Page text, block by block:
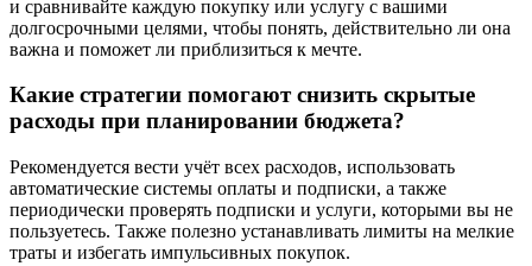
и сравнивайте каждую покупку или услугу с вашими
долгосрочными целями, чтобы понять, действительно ли она
важна и поможет ли приблизиться к мечте.
Какие стратегии помогают снизить скрытые
расходы при планировании бюджета?
Рекомендуется вести учёт всех расходов, использовать
автоматические системы оплаты и подписки, а также
периодически проверять подписки и услуги, которыми вы не
пользуетесь. Также полезно устанавливать лимиты на мелкие
траты и избегать импульсивных покупок.